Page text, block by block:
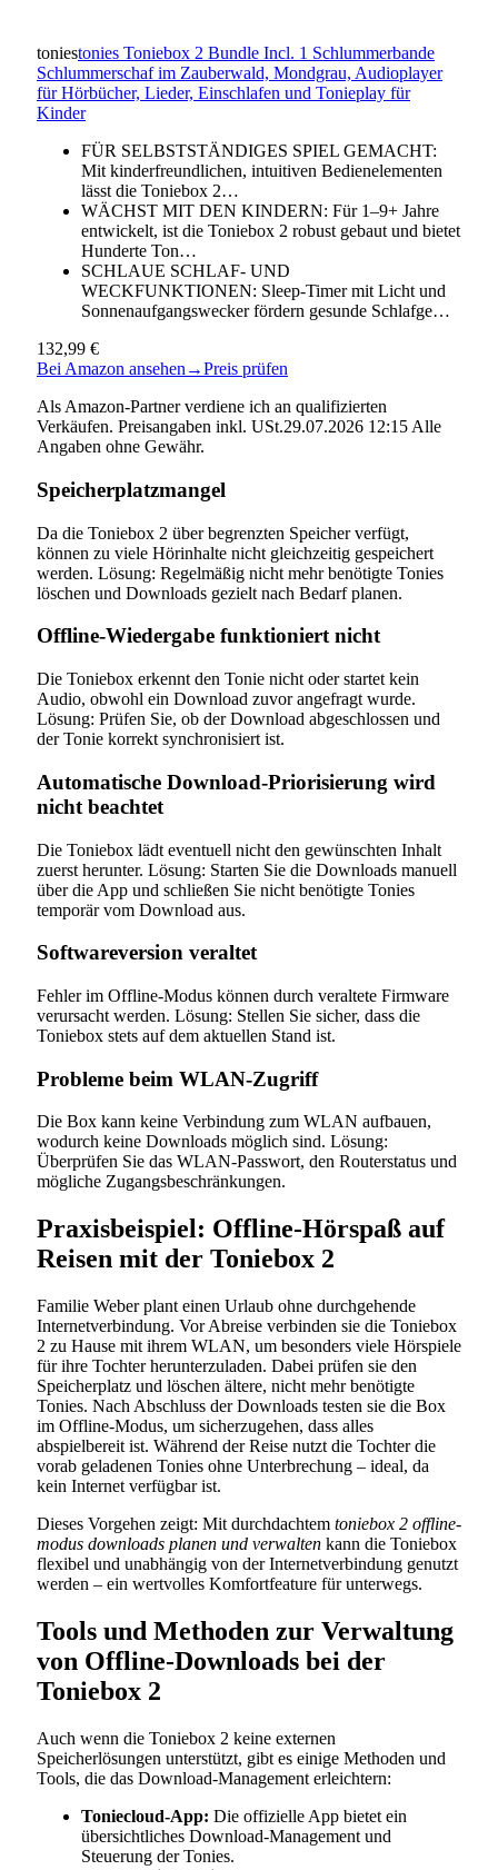
toniestonies Toniebox 2 Bundle Incl. 1 Schlummerbande
Schlummerschaf im Zauberwald, Mondgrau, Audioplayer
für Hörbücher, Lieder, Einschlafen und Tonieplay für
Kinder
FÜR SELBSTSTÄNDIGES SPIEL GEMACHT:
Mit kinderfreundlichen, intuitiven Bedienelementen
lässt die Toniebox 2…
WÄCHST MIT DEN KINDERN: Für 1–9+ Jahre
entwickelt, ist die Toniebox 2 robust gebaut und bietet
Hunderte Ton…
SCHLAUE SCHLAF- UND
WECKFUNKTIONEN: Sleep-Timer mit Licht und
Sonnenaufgangswecker fördern gesunde Schlafge…
132,99 €
Bei Amazon ansehen →Preis prüfen
Als Amazon-Partner verdiene ich an qualifizierten
Verkäufen. Preisangaben inkl. USt.29.07.2026 12:15 Alle
Angaben ohne Gewähr.
Speicherplatzmangel
Da die Toniebox 2 über begrenzten Speicher verfügt,
können zu viele Hörinhalte nicht gleichzeitig gespeichert
werden. Lösung: Regelmäßig nicht mehr benötigte Tonies
löschen und Downloads gezielt nach Bedarf planen.
Offline-Wiedergabe funktioniert nicht
Die Toniebox erkennt den Tonie nicht oder startet kein
Audio, obwohl ein Download zuvor angefragt wurde.
Lösung: Prüfen Sie, ob der Download abgeschlossen und
der Tonie korrekt synchronisiert ist.
Automatische Download-Priorisierung wird
nicht beachtet
Die Toniebox lädt eventuell nicht den gewünschten Inhalt
zuerst herunter. Lösung: Starten Sie die Downloads manuell
über die App und schließen Sie nicht benötigte Tonies
temporär vom Download aus.
Softwareversion veraltet
Fehler im Offline-Modus können durch veraltete Firmware
verursacht werden. Lösung: Stellen Sie sicher, dass die
Toniebox stets auf dem aktuellen Stand ist.
Probleme beim WLAN-Zugriff
Die Box kann keine Verbindung zum WLAN aufbauen,
wodurch keine Downloads möglich sind. Lösung:
Überprüfen Sie das WLAN-Passwort, den Routerstatus und
mögliche Zugangsbeschränkungen.
Praxisbeispiel: Offline-Hörspaß auf
Reisen mit der Toniebox 2
Familie Weber plant einen Urlaub ohne durchgehende
Internetverbindung. Vor Abreise verbinden sie die Toniebox
2 zu Hause mit ihrem WLAN, um besonders viele Hörspiele
für ihre Tochter herunterzuladen. Dabei prüfen sie den
Speicherplatz und löschen ältere, nicht mehr benötigte
Tonies. Nach Abschluss der Downloads testen sie die Box
im Offline-Modus, um sicherzugehen, dass alles
abspielbereit ist. Während der Reise nutzt die Tochter die
vorab geladenen Tonies ohne Unterbrechung – ideal, da
kein Internet verfügbar ist.
Dieses Vorgehen zeigt: Mit durchdachtem toniebox 2 offline-
modus downloads planen und verwalten kann die Toniebox
flexibel und unabhängig von der Internetverbindung genutzt
werden – ein wertvolles Komfortfeature für unterwegs.
Tools und Methoden zur Verwaltung
von Offline-Downloads bei der
Toniebox 2
Auch wenn die Toniebox 2 keine externen
Speicherlösungen unterstützt, gibt es einige Methoden und
Tools, die das Download-Management erleichtern:
Toniecloud-App: Die offizielle App bietet ein
übersichtliches Download-Management und
Steuerung der Tonies.